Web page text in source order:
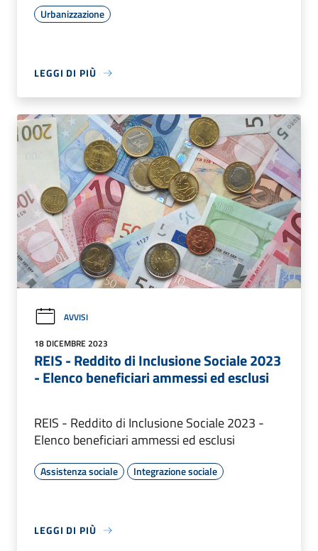
Urbanizzazione
LEGGI DI PIÙ
AVVISI
18 DICEMBRE 2023
REIS - Reddito di Inclusione Sociale 2023
- Elenco beneficiari ammessi ed esclusi
REIS - Reddito di Inclusione Sociale 2023 -
Elenco beneficiari ammessi ed esclusi
Assistenza sociale Integrazione sociale
LEGGI DI PIÙ